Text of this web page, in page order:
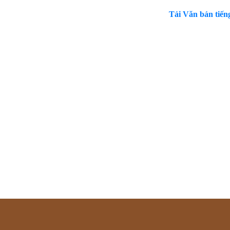
Tải Văn bản